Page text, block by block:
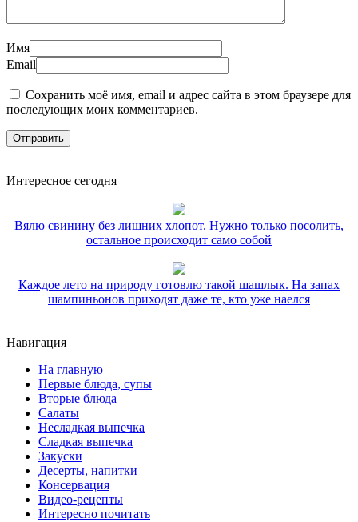
Имя
Email
Сохранить моё имя, email и адрес сайта в этом браузере для
последующих моих комментариев.
Интересное сегодня
Вялю свинину без лишних хлопот. Нужно только посолить,
остальное происходит само собой
Каждое лето на природу готовлю такой шашлык. На запах
шампиньонов приходят даже те, кто уже наелся
Навигация
На главную
Первые блюда, супы
Вторые блюда
Салаты
Несладкая выпечка
Сладкая выпечка
Закуски
Десерты, напитки
Консервация
Видео-рецепты
Интересно почитать